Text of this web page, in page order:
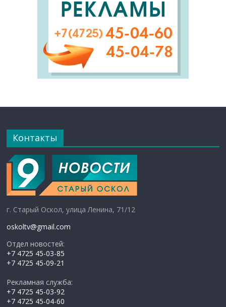
Контакты
г. Старый Оскол, улица Ленина, 71/12
oskoltv@gmail.com
Отдел новостей:
+7 4725 45-03-85
+7 4725 45-09-21
Рекламная служба:
+7 4725 45-03-92
+7 4725 45-04-60